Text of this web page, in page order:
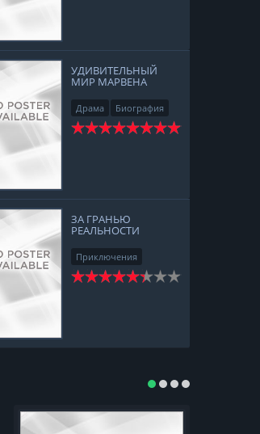
УДИВИТЕЛЬНЫЙ
МИР МАРВЕНА
Драма Биография
ЗА ГРАНЬЮ
РЕАЛЬНОСТИ
Приключения
Фэнтези